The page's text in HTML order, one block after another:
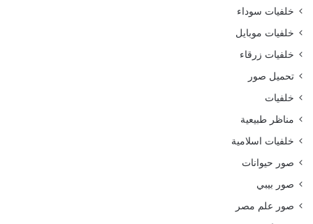
خلفيات سوداء
خلفيات موبايل
خلفيات زرقاء
تحميل صور
خلفيات
مناظر طبيعية
خلفيات اسلامية
صور حيوانات
صور بيبي
صور علم مصر